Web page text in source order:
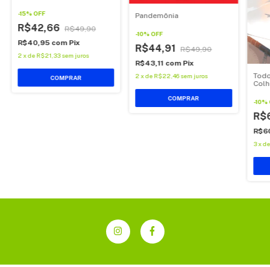
-15%OFF
R$42,66 R$49,90
R$40,95 com Pix
2xdeR$21,33 sem juros
Pandemônia
-10%OFF
R$44,91
R$49,90
R$43,11 com Pix
2 xdeR$22,46 sem juros
COMPRAR
-10%
3x